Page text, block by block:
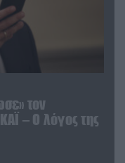
τον
– Ο λόγος της